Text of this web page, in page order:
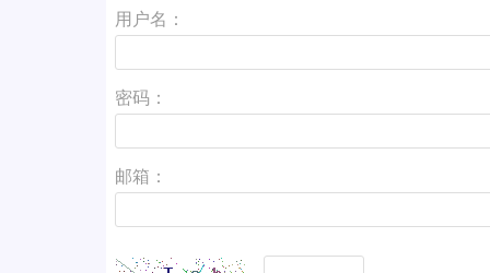
用户名：
密码：
邮箱：